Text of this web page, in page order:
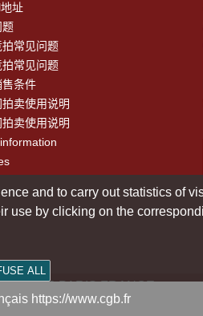
址
题
拍常见问题
拍常见问题
条件
拍卖使用说明
拍卖使用说明
- 75002 PARIS FRANCE -
and to carry out statistics of
use by clicking on the
ALL
https://www.cgb.fr